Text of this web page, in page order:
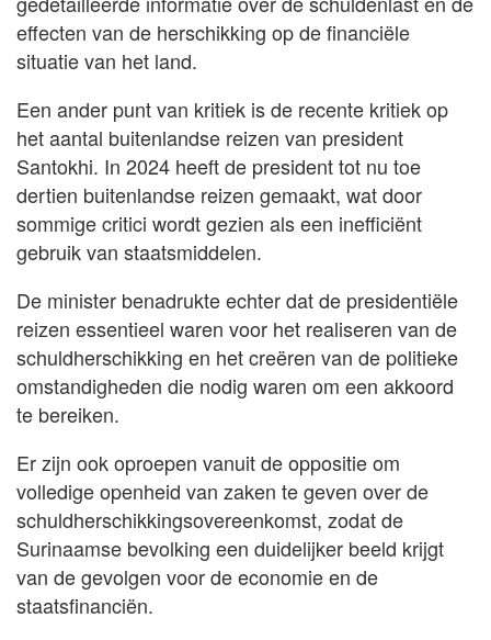
effecten van de herschikking op de financiële
situatie van het land.
Een ander punt van kritiek is de recente kritiek op
het aantal buitenlandse reizen van president
Santokhi. In 2024 heeft de president tot nu toe
dertien buitenlandse reizen gemaakt, wat door
sommige critici wordt gezien als een inefficiënt
gebruik van staatsmiddelen.
De minister benadrukte echter dat de presidentiële
reizen essentieel waren voor het realiseren van de
schuldherschikking en het creëren van de politieke
omstandigheden die nodig waren om een akkoord
te bereiken.
Er zijn ook oproepen vanuit de oppositie om
volledige openheid van zaken te geven over de
schuldherschikkingsovereenkomst, zodat de
Surinaamse bevolking een duidelijker beeld krijgt
van de gevolgen voor de economie en de
staatsfinanciën.